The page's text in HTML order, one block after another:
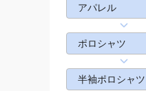
アパレル
ポロシャツ
半袖ポロシャツ